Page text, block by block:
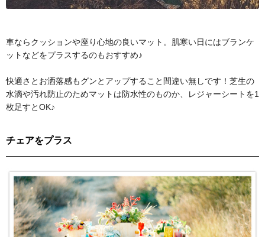
車ならクッションや座り心地の良いマット。肌寒い日にはブランケ
ットなどをプラスするのもおすすめ♪
快適さとお洒落感もグンとアップすること間違い無しです！芝生の
水滴や汚れ防止のためマットは防水性のものか、レジャーシートを1
枚足すとOK♪
チェアをプラス